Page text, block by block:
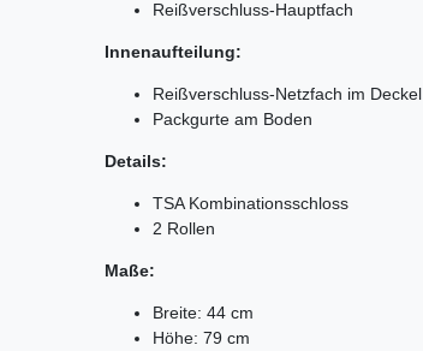
Reißverschluss-Hauptfach
Innenaufteilung:
Reißverschluss-Netzfach im Deckel
Packgurte am Boden
Details:
TSA Kombinationsschloss
2 Rollen
Maße:
Breite: 44 cm
Höhe: 79 cm